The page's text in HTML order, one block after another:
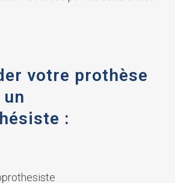
votre prothèse
: